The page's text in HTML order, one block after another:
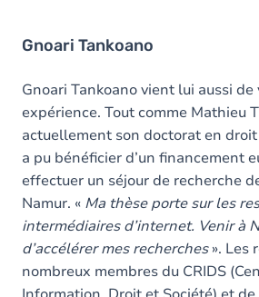
Gnoari Tankoano
Gnoari Tankoano vient lui aussi de
expérience. Tout comme Mathieu
actuellement son doctorat en
a pu bénéficier d’un financement
effectuer un séjour de recherche
Namur. « Ma thèse porte sur les
intermédiaires d’internet. Venir à
d’accélérer mes recherches». Les
nombreux membres du CRIDS